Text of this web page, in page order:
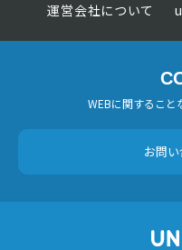
運営会社について
WEBに関すること
お問